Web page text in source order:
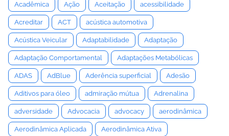
Acadêmica Ação Aceitação acessibilidade
Acreditar ACT acústica automotiva
Acústica Veicular Adaptabilidade Adaptação
Adaptação Comportamental Adaptações Metabólicas
ADAS AdBlue Aderência superficial Adesão
Aditivos para óleo admiração mútua Adrenalina
adversidade Advocacia advocacy aerodinâmica
Aerodinâmica Aplicada Aerodinâmica Ativa